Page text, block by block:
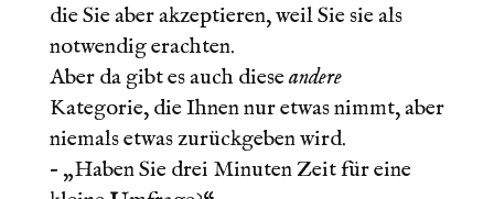
die Sie aber akzeptieren, weil Sie sie als
notwendig erachten.
Aber da gibt es auch dieseandere
Kategorie, die Ihnen nur etwas nimmt, aber
niemals etwas zurückgeben wird.
– „Haben Sie drei Minuten Zeit für eine